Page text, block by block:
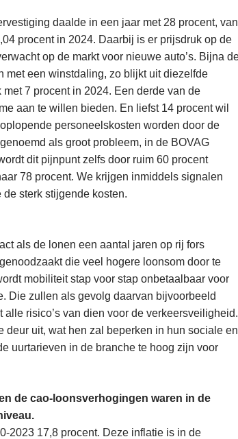
daalde in een jaar met 28 procent, van
procent in 2024. Daarbij is er prijsdruk op de
op de markt voor nieuwe auto’s. Bijna
met een winstdaling, zo blijkt uit diezelfde
7 procent in 2024. Een derde van de
aan te willen bieden. En liefst 14 procent wil
personeelskosten worden door de
als groot probleem, in de BOVAG
dit pijnpunt zelfs door ruim 60 procent
78 procent. We krijgen inmiddels signalen
sterk stijgende kosten.
als de lonen een aantal jaren op rij fors
die veel hogere loonsom door te
mobiliteit stap voor stap onbetaalbaar voor
Die zullen als gevolg daarvan bijvoorbeeld
risico’s van dien voor de verkeersveiligheid.
deur uit, wat hen zal beperken in hun sociale en
uurtarieven in de branche te hoog zijn voor
de cao-loonsverhogingen waren in de
2023 17,8 procent. Deze inflatie is in de